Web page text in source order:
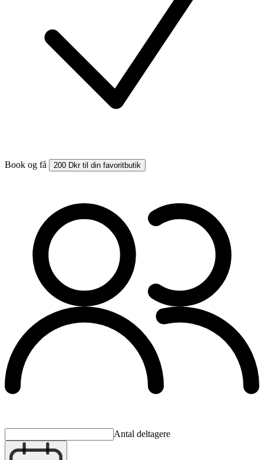
Book og få 200 Dkr til din favoritbutik
Antal deltagere